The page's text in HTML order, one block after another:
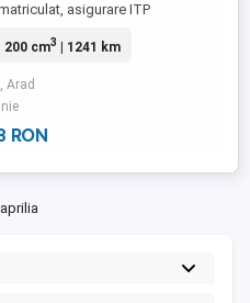
asigurare ITP
foarte buna de funcționare.
200 cm3 | 1241 km
Arad
RON
aprilia